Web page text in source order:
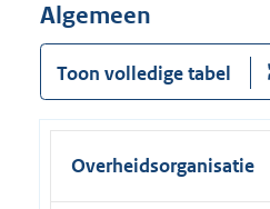
Algemeen
Toon volledige tabel
Overheidsorganisatie